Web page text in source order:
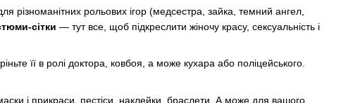
різноманітних рольових ігор (медсестра, зайка, темний ангел,
сітки — тут все, щоб підкреслити жіночу красу, сексуальність і
її в ролі доктора, ковбоя, а може кухара або поліцейського.
і прикраси, пестіси, наклейки, браслети. А може для вашого